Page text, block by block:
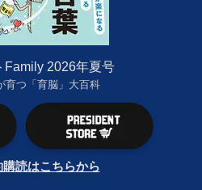
Family 2026年夏号
育つ「育脳」大百科
読はこちらから